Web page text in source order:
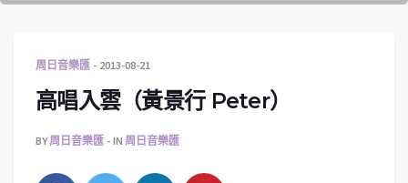
周日音樂匯 2013-08-21
高唱入雲（黃景行 Peter）
BY周日音樂匯 IN 周日音樂匯